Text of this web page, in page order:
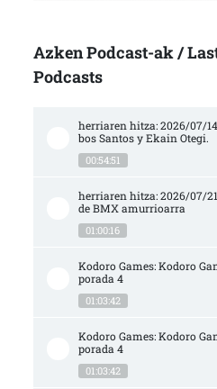
Azken Podcast-ak /
Podcasts
herriaren hitza: 2026/07/
bos Santos y Ekain Otegi.
00:54:51
herriaren hitza: 2026/07/
de BMX amurrioarra
01:00:16
Kodoro Games: Kodoro
porada 4
01:03:42
Kodoro Games: Kodoro
porada 4
01:03:42